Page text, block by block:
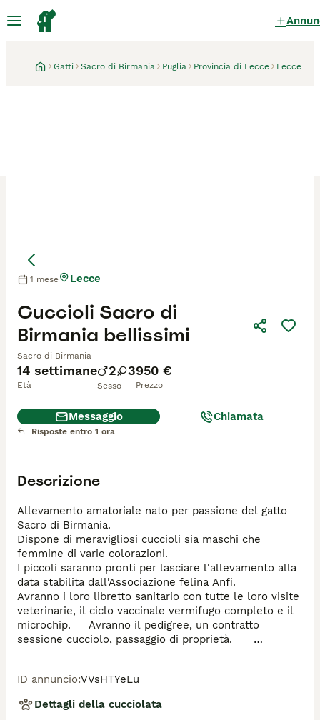
Gatti Sacro di Birmania Puglia Provincia di Lecce Lecce
14 settimane
Età
2 3
Sesso
950 €
Prezzo
Cuccioli Sacro di
Birmania bellissimi
Sacro di Birmania
1 mese Lecce
Messaggio Chiamata
Risposte entro 1 ora
Descrizione
Allevamento amatoriale nato per passione del gatto
Sacro di Birmania.
Dispone di meravigliosi cuccioli sia maschi che
femmine di varie colorazioni.
I piccoli saranno pronti per lasciare l'allevamento alla
data stabilita dall'Associazione felina Anfi.
Avranno i loro libretto sanitario con tutte le loro visite
veterinarie, il ciclo vaccinale vermifugo completo e il
microchip.     Avranno il pedigree, un contratto
sessione cucciolo, passaggio di proprietà.
gli esseri umani.
Per maggiori informazioni gradirei essere Contattata
telefonicamente.....
ID annuncio:VVsHTYeLu
Dettagli della cucciolata